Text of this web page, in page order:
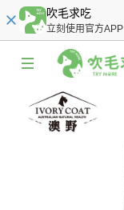
吹毛求吃
立刻使用官方APP